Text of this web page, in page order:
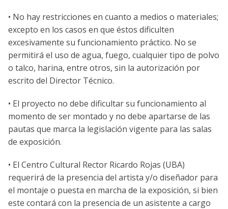
• No hay restricciones en cuanto a medios o materiales;
excepto en los casos en que éstos dificulten
excesivamente su funcionamiento práctico. No se
permitirá el uso de agua, fuego, cualquier tipo de polvo
o talco, harina, entre otros, sin la autorización por
escrito del Director Técnico.
• El proyecto no debe dificultar su funcionamiento al
momento de ser montado y no debe apartarse de las
pautas que marca la legislación vigente para las salas
de exposición.
• El Centro Cultural Rector Ricardo Rojas (UBA)
requerirá de la presencia del artista y/o diseñador para
el montaje o puesta en marcha de la exposición, si bien
este contará con la presencia de un asistente a cargo